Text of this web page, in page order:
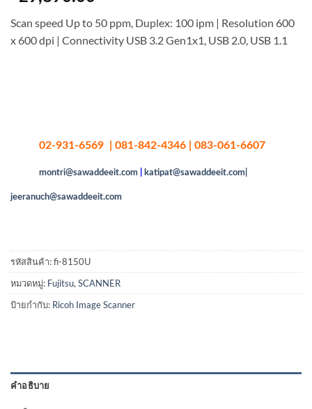
Scan speed Up to 50 ppm, Duplex: 100 ipm | Resolution 600
x 600 dpi | Connectivity USB 3.2 Gen1x1, USB 2.0, USB 1.1
02-931-6569 | 081-842-4346 | 083-061-6607
montri@sawaddeeit.com katipat@sawaddeeit.com|
jeeranuch@sawaddeeit.com
รหัสสินค้า:fi-8150U
หมวดหมู่: Fujitsu, SCANNER
ป้ายกำกับ: Ricoh Image Scanner
คำอธิบาย